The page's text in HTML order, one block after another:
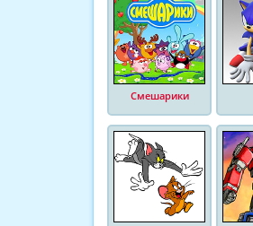
Смешарики